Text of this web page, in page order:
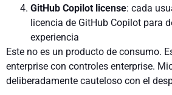
GitHub Copilot license: cada
licencia de GitHub Copilot para
experiencia
Este no es un producto de consumo.
enterprise con controles enterprise.
deliberadamente cauteloso con el